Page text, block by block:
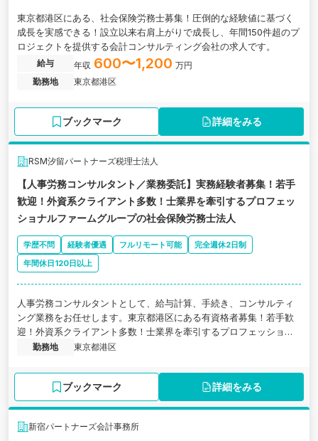
東京都港区にある、社会保険労務士募集！圧倒的な経験値に基づく
成長を実感できる！設立以来右肩上がりで成長し、年間150件超のプ
ロジェクトを提供する会計コンサルティング会社の求人です。
給与 年収 600〜1,200 万円
勤務地
東京都港区
ブックマーク 詳細をみる
RSM汐留パートナーズ税理士法人
【人事労務コンサルタント／業務委託】実務経験者募集！若手
歓迎！外資系クライアント多数！士業界を牽引するプロフェッ
ショナルファームグループの社会保険労務士法人
学歴不問 経験者優遇 フルリモート可能
完全週休2日制
年間休日120日以上
人事労務コンサルタントとして、給与計算、手続き、コンサルティ
ング業務をお任せします。東京都港区にある有資格者募集！若手歓
迎！外資系クライアント多数！士業界を牽引するプロフェッショナ
ルファームグループの社会保険労務士法人の求人です。
勤務地 東京都港区
ブックマーク 詳細をみる
新宿パートナーズ会計事務所